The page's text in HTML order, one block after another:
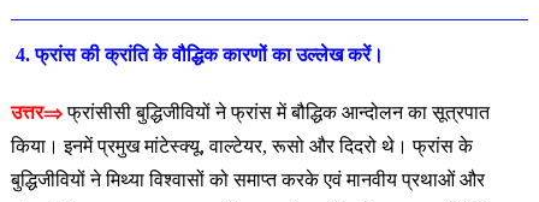
4. फ्रांस की क्रांति के वौद्धिक कारणों का उल्लेख करें।
उत्तर⇒फ्रांसीसी बुद्धिजीवियों ने फ्रांस में बौद्धिक आन्दोलन का सूत्रपात
किया। इनमें प्रमुख मांटेस्क्यू, वाल्टेयर, रूसो और दिदरो थे। फ्रांस के
बुद्धिजीवियों ने मिथ्या विश्वासों को समाप्त करके एवं मानवीय प्रथाओं और